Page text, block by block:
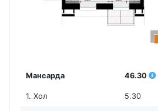
Мансарда 46.30
1. Хол 5.30